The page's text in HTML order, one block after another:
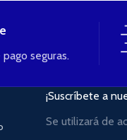
seguras.
¡Suscríbete a
Se utilizará de